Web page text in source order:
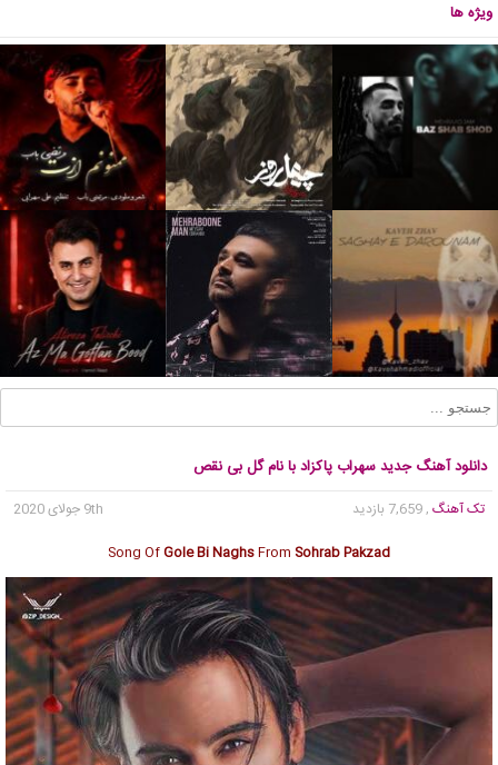
ویژه ها
دانلود آهنگ جدید سهراب پاکزاد با نام گل بی نقص
تک آهنگ , 7,659 بازدید
9th جولای 2020
Song OfGole Bi NaghsFrom Sohrab Pakzad